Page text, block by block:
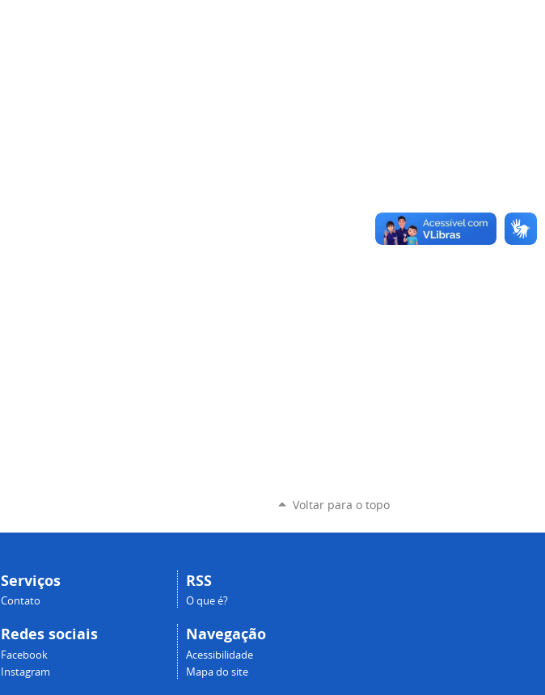
Voltar para o topo
Serviços
Contato
Redes sociais
Facebook
Instagram
RSS
O que é?
Navegação
Acessibilidade
Mapa do site